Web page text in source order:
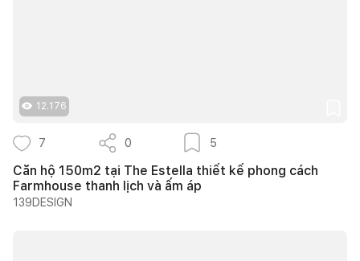
12.176
7 0 5
Căn hộ 150m2 tại The Estella thiết kế phong cách
Farmhouse thanh lịch và ấm áp
139DESIGN